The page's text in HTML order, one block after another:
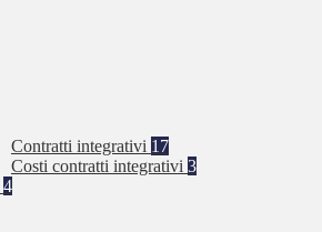
Contratti integrativi 17
Costi contratti integrativi 3
4